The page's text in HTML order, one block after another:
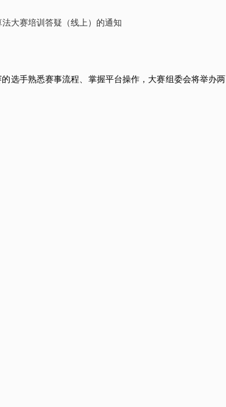
大赛培训答疑（线上）的通知
选手熟悉赛事流程、掌握平台操作，大赛组委会将举办两